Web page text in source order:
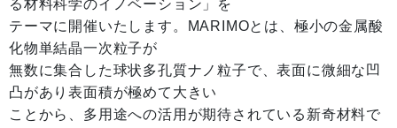
る材料科学のイノベーション」を
テーマに開催いたします。MARIMOとは、極小の金属酸
化物単結晶一次粒子が
無数に集合した球状多孔質ナノ粒子で、表面に微細な凹
凸があり表面積が極めて大きい
ことから、多用途への活用が期待されている新奇材料で